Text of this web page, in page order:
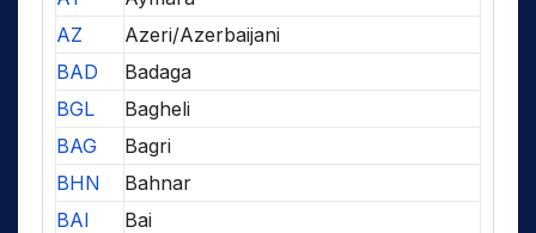
AZ
Azeri/Azerbaijani
BAD
Badaga
BGL
Bagheli
BAG
Bagri
BHN
Bahnar
BAI
Bai